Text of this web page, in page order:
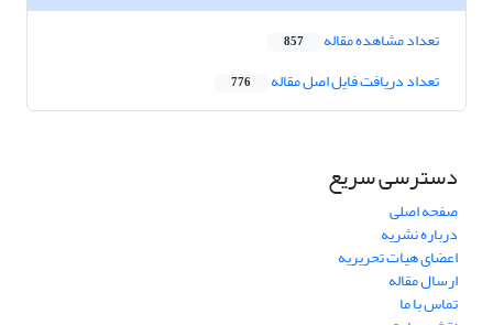
تعداد مشاهده مقاله 857
تعداد دریافت فایل اصل مقاله 776
دسترسی سریع
صفحه اصلی
درباره نشریه
اعضای هیات تحریریه
ارسال مقاله
تماس با ما